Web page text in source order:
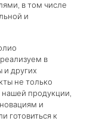
в том числе
и
в
и других
не только
продукции,
и
готовиться к